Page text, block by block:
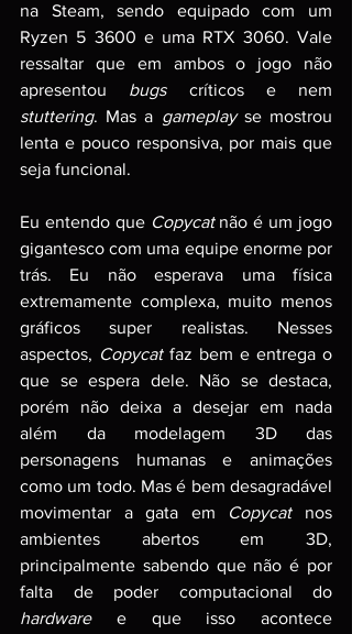
na Steam, sendo equipado com um
Ryzen 5 3600 e uma RTX 3060. Vale
ressaltar que em ambos o jogo não
apresentou bugs
stuttering. Mas a gameplay se mostrou
lenta e pouco responsiva, por mais que
seja funcional.
Eu entendo que Copycat não é um jogo
gigantesco com uma equipe enorme por
trás. Eu não esperava uma física
extremamente complexa, muito menos
gráficos super realistas. Nesses
aspectos, Copycat faz bem e entrega o
que se espera dele. Não se destaca,
porém não deixa a desejar em nada
além da modelagem 3D das
personagens humanas e animações
como um todo. Mas é bem desagradável
movimentar a gata em Copycat nos
ambientes abertos em 3D,
principalmente sabendo que não é por
hardware e que isso acontece